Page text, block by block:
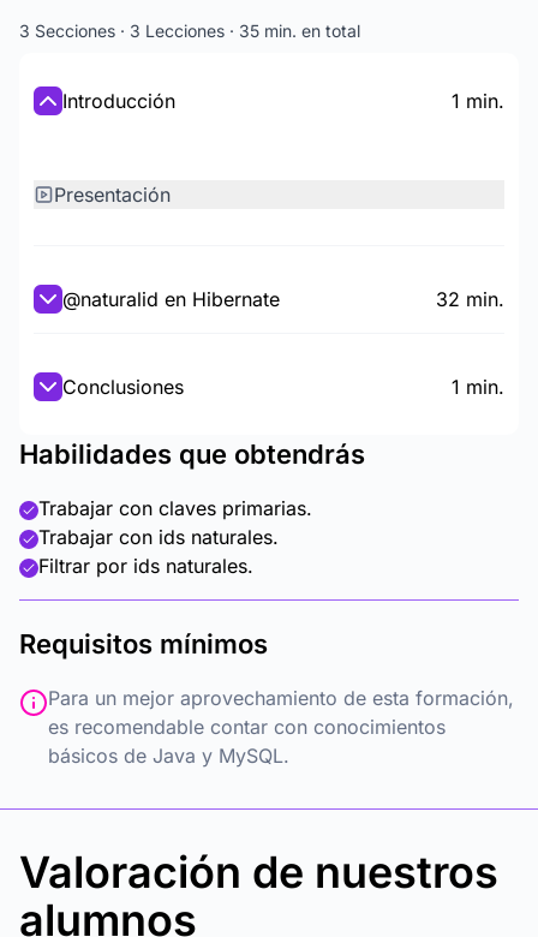
3 Secciones · 3 Lecciones · 35 min. en total
Introducción 1 min.
Presentación
@naturalid en Hibernate 32 min.
Conclusiones 1 min.
Habilidades que obtendrás
Trabajar con claves primarias.
Trabajar con ids naturales.
Filtrar por ids naturales.
Requisitos mínimos
Para un mejor aprovechamiento de esta formación,
es recomendable contar con conocimientos
básicos de Java y MySQL.
Valoración de nuestros
alumnos